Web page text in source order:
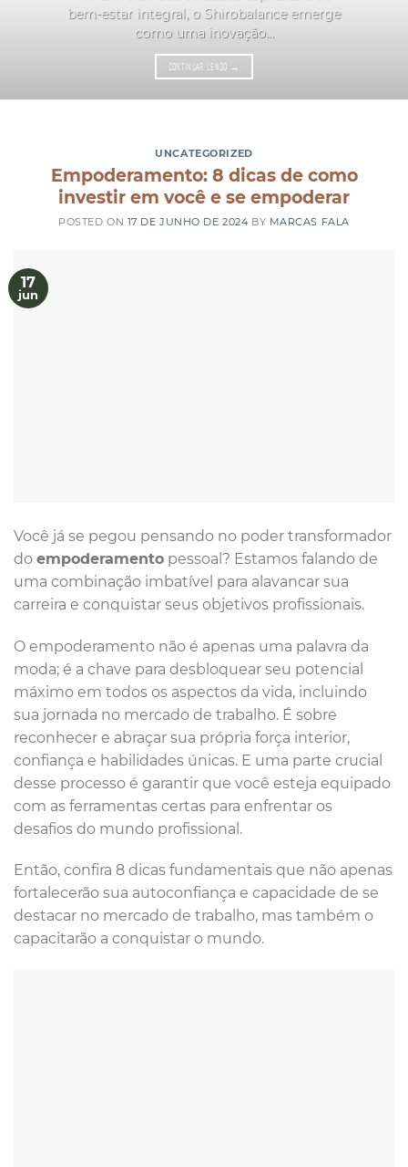
bem-estar integral, o Shirobalance emerge
como uma inovação...
CONTINUAR LENDO →
UNCATEGORIZED
Empoderamento: 8 dicas de como
investir em você e se empoderar
POSTED ON 17 DE JUNHO DE 2024 BY MARCAS FALA
17
jun
Você já se pegou pensando no poder transformador
do empoderamento pessoal? Estamos falando de
uma combinação imbatível para alavancar sua
carreira e conquistar seus objetivos profissionais.
O empoderamento não é apenas uma palavra da
moda; é a chave para desbloquear seu potencial
máximo em todos os aspectos da vida, incluindo
sua jornada no mercado de trabalho. É sobre
reconhecer e abraçar sua própria força interior,
confiança e habilidades únicas. E uma parte crucial
desse processo é garantir que você esteja equipado
com as ferramentas certas para enfrentar os
desafios do mundo profissional.
Então, confira 8 dicas fundamentais que não apenas
fortalecerão sua autoconfiança e capacidade de se
destacar no mercado de trabalho, mas também o
capacitarão a conquistar o mundo.